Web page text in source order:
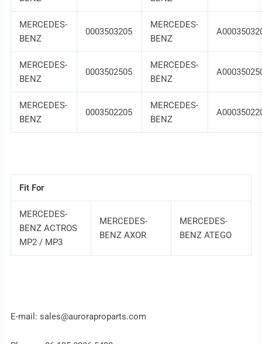
MERCEDES-
BENZ
0003503205
MERCEDES-
BENZ
MERCEDES-
BENZ
0003502505
MERCEDES-
BENZ
MERCEDES-
BENZ
0003502205
MERCEDES-
BENZ
Fit For
MERCEDES-
BENZ ACTROS
MP2 / MP3
MERCEDES-
BENZ AXOR
MERCEDES-
BENZ ATEGO
E-mail: sales@auroraproparts.com